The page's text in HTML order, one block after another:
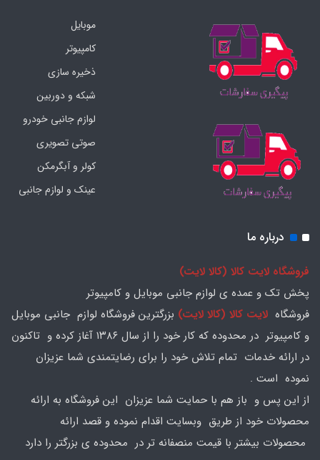
موبایل
کامپیوتر
ذخیره سازی
شبکه و دوربین
لوازم جانبی خودرو
صوتی تصویری
کولر و آبگرمکن
عینک و لوازم جانبی
درباره ما
فروشگاه لایت کالا (کالا لایت)
پخش تک و عمده ی لوازم جانبی موبایل و کامپیوتر
فروشگاه لایت کالا (کالا لایت) بزرگترین فروشگاه لوازم جانبی موبایل
و کامپیوتر در محدوده که کار خود را از سال ۱۳۸۶ آغاز کرده و تاکنون
در ارائه خدمات تمام تلاش خود را برای رضایتمندی شما عزیزان
نموده است .
از این پس و باز هم با حمایت شما عزیزان این فروشگاه به ارائه
محصولات خود از طریق وبسایت اقدام نموده و قصد ارائه
محصولات بیشتر با قیمت منصفانه تر در محدوده ی بزرگتر را دارد